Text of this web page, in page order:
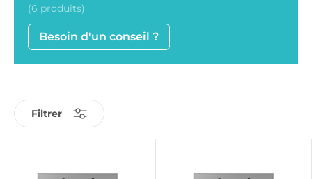
(6 produits)
Besoin d'un conseil ?
Filtrer